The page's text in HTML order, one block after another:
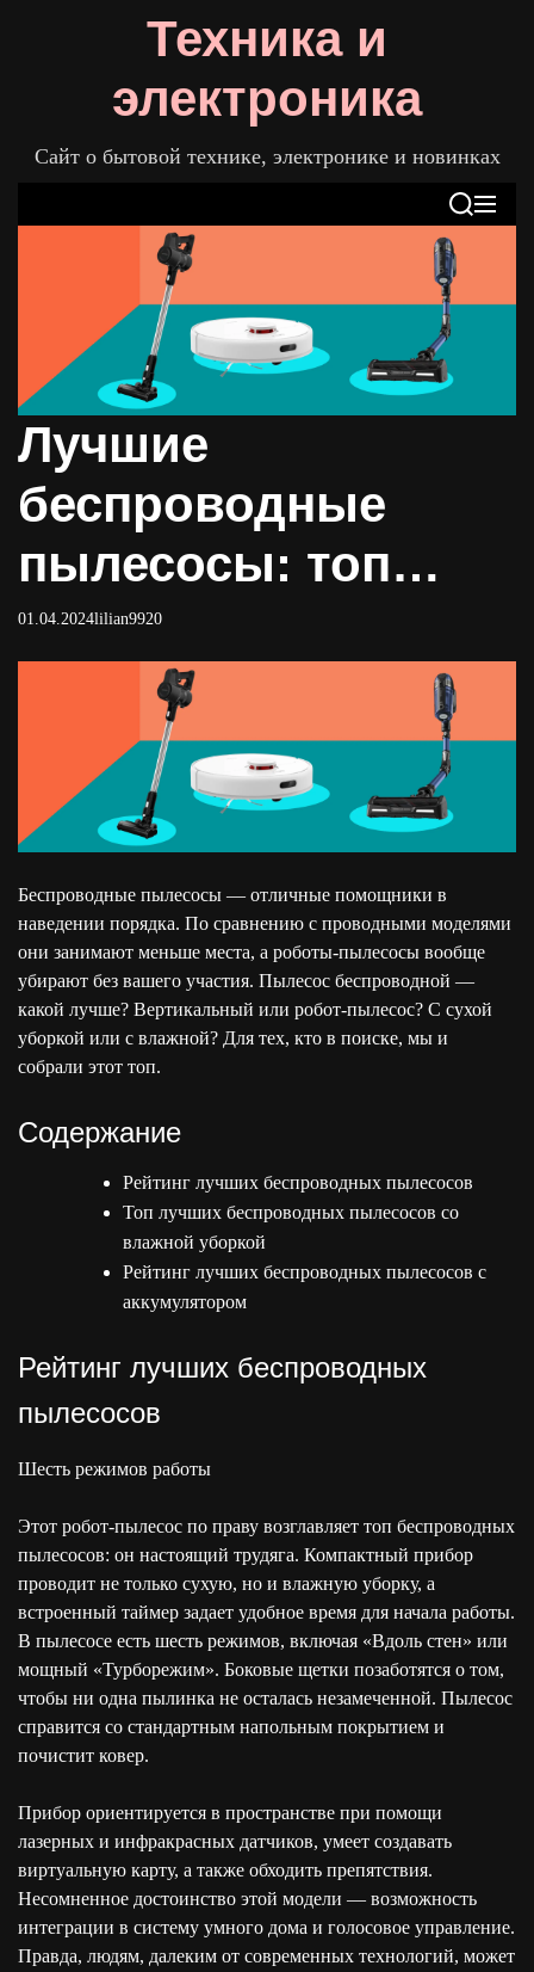
Техника и
электроника
Сайт о бытовой технике, электронике и новинках
S
c
M
Лучшие
беспроводные
пылесосы: топ
лучших пылесосов
с аккумулятором
01.04.2024lilian9920
Беспроводные пылесосы — отличные помощники в
наведении порядка. По сравнению с проводными моделями
они занимают меньше места, а роботы-пылесосы вообще
убирают без вашего участия. Пылесос беспроводной —
какой лучше? Вертикальный или робот-пылесос? С сухой
уборкой или с влажной? Для тех, кто в поиске, мы и
собрали этот топ.
Содержание
Рейтинг лучших беспроводных пылесосов
Топ лучших беспроводных пылесосов со
влажной уборкой
Рейтинг лучших беспроводных пылесосов с
аккумулятором
Рейтинг лучших беспроводных
пылесосов
Шесть режимов работы
Этот робот-пылесос по праву возглавляет топ беспроводных
пылесосов: он настоящий трудяга. Компактный прибор
проводит не только сухую, но и влажную уборку, а
встроенный таймер задает удобное время для начала работы.
В пылесосе есть шесть режимов, включая «Вдоль стен» или
мощный «Турборежим». Боковые щетки позаботятся о том,
чтобы ни одна пылинка не осталась незамеченной. Пылесос
справится со стандартным напольным покрытием и
почистит ковер.
Прибор ориентируется в пространстве при помощи
лазерных и инфракрасных датчиков, умеет создавать
виртуальную карту, а также обходить препятствия.
Несомненное достоинство этой модели — возможность
интеграции в систему умного дома и голосовое управление.
Правда, людям, далеким от современных технологий, может